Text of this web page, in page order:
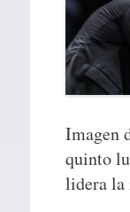
Imagen
quinto
lidera la